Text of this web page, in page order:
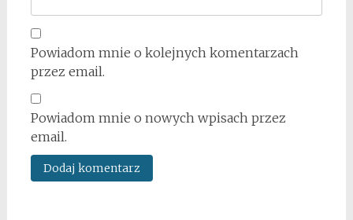
Powiadom mnie o kolejnych komentarzach
przez email.
Powiadom mnie o nowych wpisach przez
email.